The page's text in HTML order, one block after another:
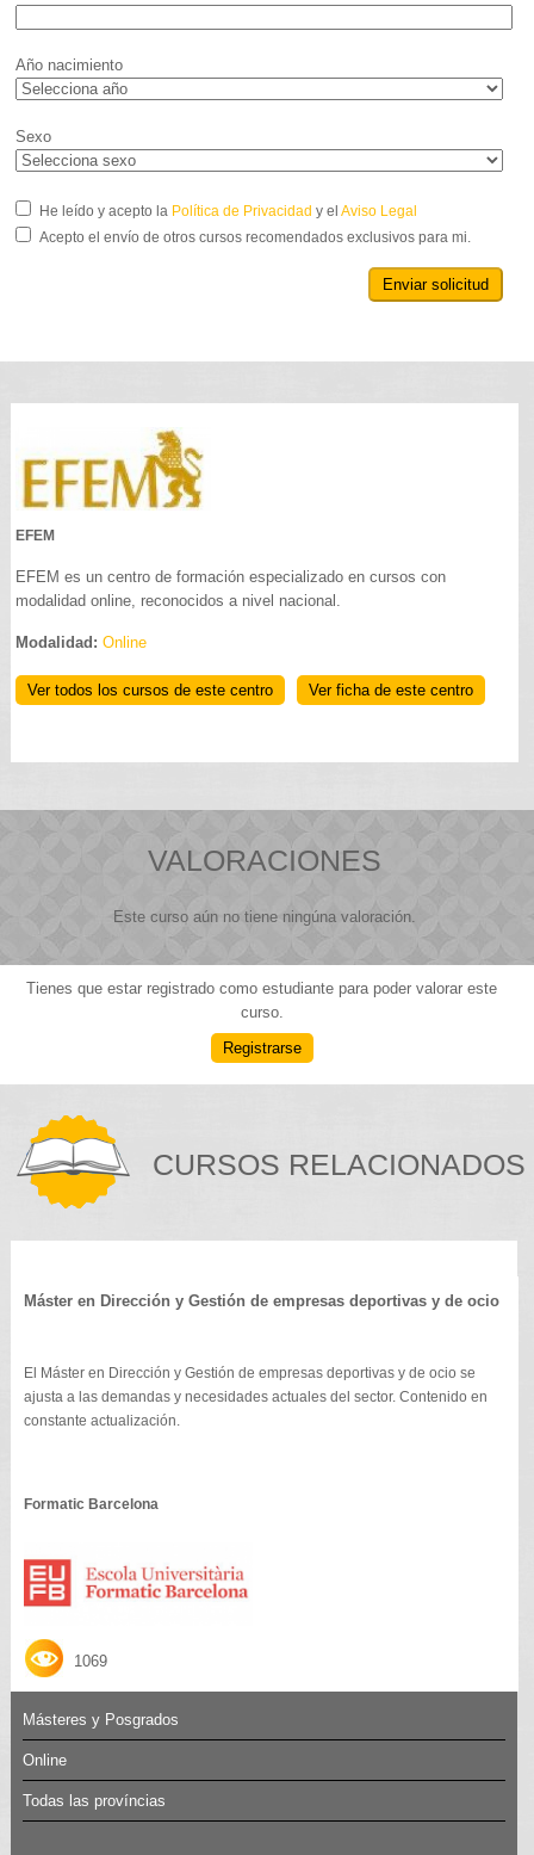
Año nacimiento
Sexo
He leído y acepto la Política de Privacidad y el Aviso Legal
Acepto el envío de otros cursos recomendados exclusivos para mi.
Enviar solicitud
EFEM
EFEM es un centro de formación especializado en cursos con
modalidad online, reconocidos a nivel nacional.
Modalidad:Online
Ver todos los cursos de este centro Ver ficha de este centro
VALORACIONES
Este curso aún no tiene ningúna valoración.
Tienes que estar registrado como estudiante para poder valorar este
curso.
Registrarse
CURSOS RELACIONADOS
Máster en Dirección y Gestión de empresas deportivas y de ocio
El Máster en Dirección y Gestión de empresas deportivas y de ocio se
ajusta a las demandas y necesidades actuales del sector. Contenido en
constante actualización.
Formatic Barcelona
1069
Másteres y Posgrados
Online
Todas las províncias